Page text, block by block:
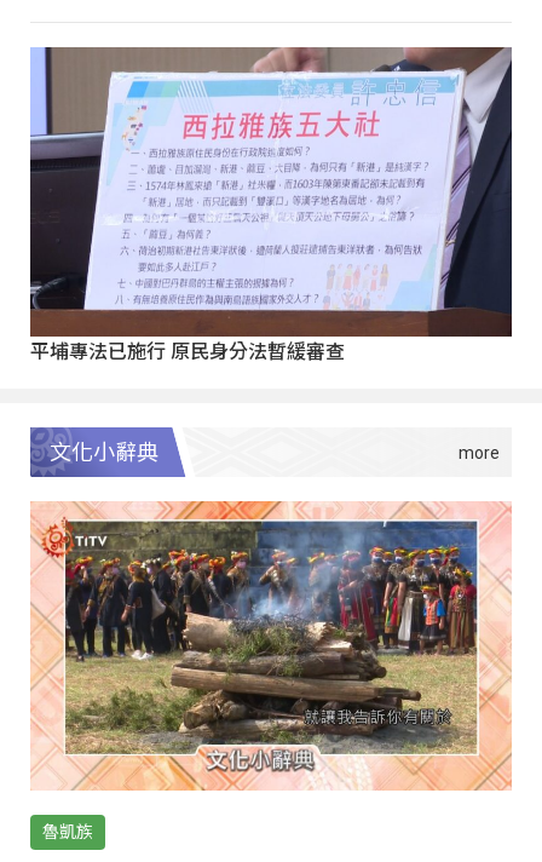
平埔專法已施行 原民身分法暫緩審查
文化小辭典
魯凱族